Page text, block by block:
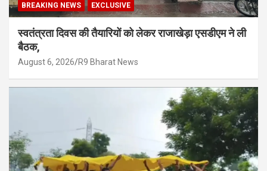
BREAKING NEWS EXCLUSIVE
स्वतंत्रता दिवस की तैयारियों को लेकर राजाखेड़ा एसडीएम ने ली
बैठक,
August 6, 2026 R9 Bharat News